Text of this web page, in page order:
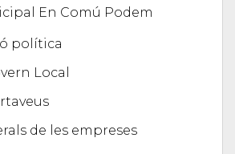
En Comú Podem
política
Local
de les empreses